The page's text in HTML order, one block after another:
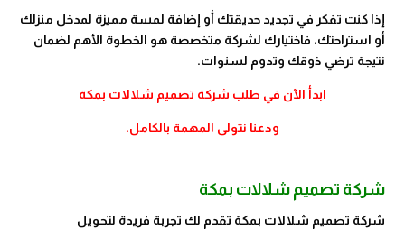
إذا كنت تفكر في تجديد حديقتك أو إضافة لمسة مميزة لمدخل منزلك
أو استراحتك، فاختيارك لشركة متخصصة هو الخطوة الأهم لضمان
نتيجة ترضي ذوقك وتدوم لسنوات.
ابدأ الآن في طلب شركة تصميم شلالات بمكة
ودعنا نتولى المهمة بالكامل.
شركة تصميم شلالات بمكة
شركة تصميم شلالات بمكة تقدم لك تجربة فريدة لتحويل